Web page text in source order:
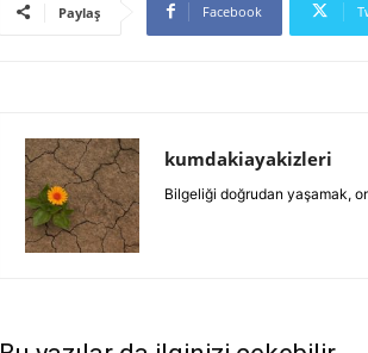
Paylaş Facebook
kumdakiayakizleri
Bilgeliği doğrudan yaşamak,